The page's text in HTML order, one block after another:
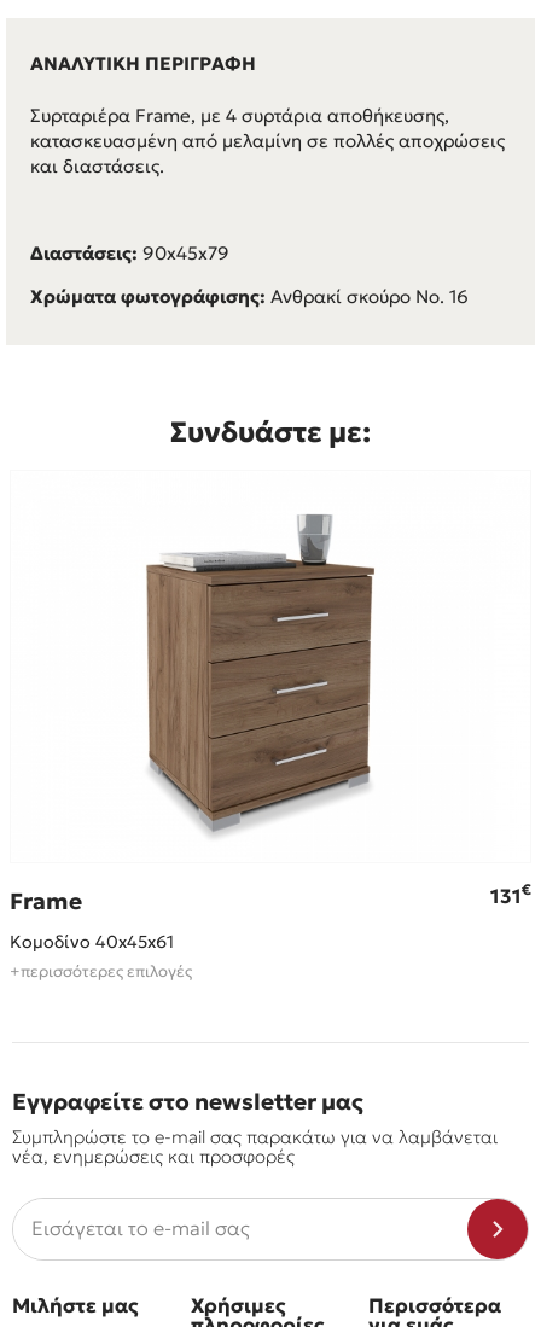
ΑΝΑΛΥΤΙΚΗ ΠΕΡΙΓΡΑΦΗ
Συρταριέρα Frame, με 4 συρτάρια αποθήκευσης,
κατασκευασμένη από μελαμίνη σε πολλές αποχρώσεις
και διαστάσεις.
Διαστάσεις: 90x45x79
Χρώματα φωτογράφισης: Ανθρακί σκούρο Νο. 16
Συνδυάστε με:
Frame 131€
Κομοδίνο 40x45x61
+περισσότερες επιλογές
Εγγραφείτε στο newsletter μας
Συμπληρώστε το e-mail σας παρακάτω για να λαμβάνεται
νέα, ενημερώσεις και προσφορές
Μιλήστε μας Χρήσιμες Περισσότερα